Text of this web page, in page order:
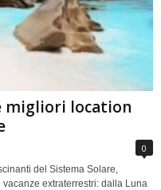
migliori location
0
del Sistema Solare,
extraterrestri: dalla Luna